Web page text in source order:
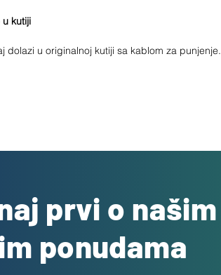
u kutiji
dolazi u originalnoj kutiji sa kablom za punjenje.
prvi o našim
ponudama